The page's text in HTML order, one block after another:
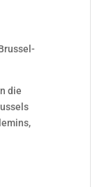
die